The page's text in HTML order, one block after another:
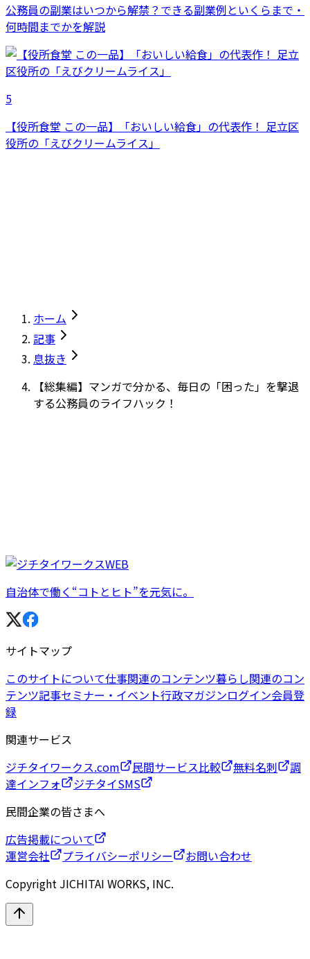
公務員の副業はいつから解禁？できる副業例といくらまで・
何時間までかを解説
5
【役所食堂 この一品】「おいしい給食」の代表作！ 足立区
役所の「えびクリームライス」
ホーム
記事
息抜き
【総集編】マンガで分かる、毎日の「困った」を撃退
する公務員のライフハック！
自治体で働く“コトとヒト”を元気に。
サイトマップ
このサイトについて仕事関連のコンテンツ暮らし関連のコン
テンツ記事セミナー・イベント行政マガジンログイン会員登
録
関連サービス
ジチタイワークス.com
民間サービス比較 無料名刺
調
達インフォ
ジチタイSMS
民間企業の皆さまへ
広告掲載について
運営会社
プライバシーポリシー
お問い合わせ
Copyright JICHITAI WORKS, INC.